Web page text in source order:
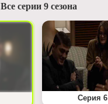
Все серии 9 сезона
Серия 6